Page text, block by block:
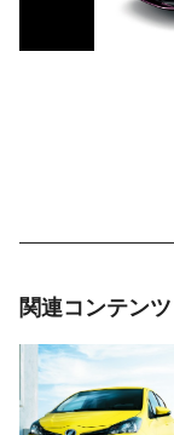
関連コンテンツ